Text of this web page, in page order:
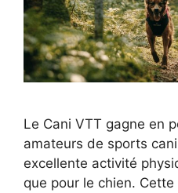
Le Cani VTT gagne en
amateurs de sports
excellente activité
que pour le chien.